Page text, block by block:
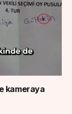
kameraya